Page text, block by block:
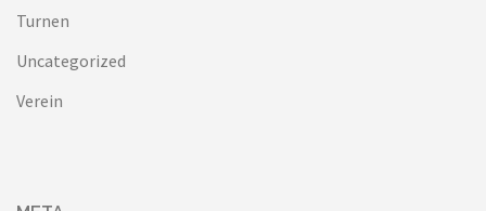
Turnen
Uncategorized
Verein